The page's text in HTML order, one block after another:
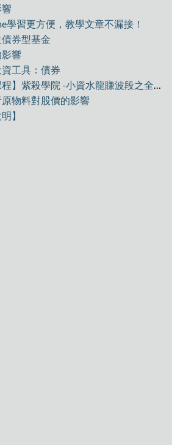
響
學習更方便，教學文章不漏接！
券型基金
響
工具：債券
。【系統選股免費課程】紫殺學院 -小資水龍賺波段之全員獵殺GIS
物料對股價的影響
】